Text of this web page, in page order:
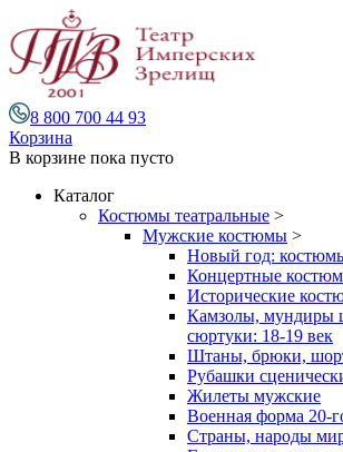
8 800 700 44 93
Корзина
В корзине пока пусто
Каталог
Костюмы театральные >
Мужские костюмы >
Новый год:
Концертные
Исторические
Камзолы, мундиры
сюртуки: 18-19 век
Штаны, брюки,
Рубашки
Жилеты мужские
Военная форма 20-
Страны, народы